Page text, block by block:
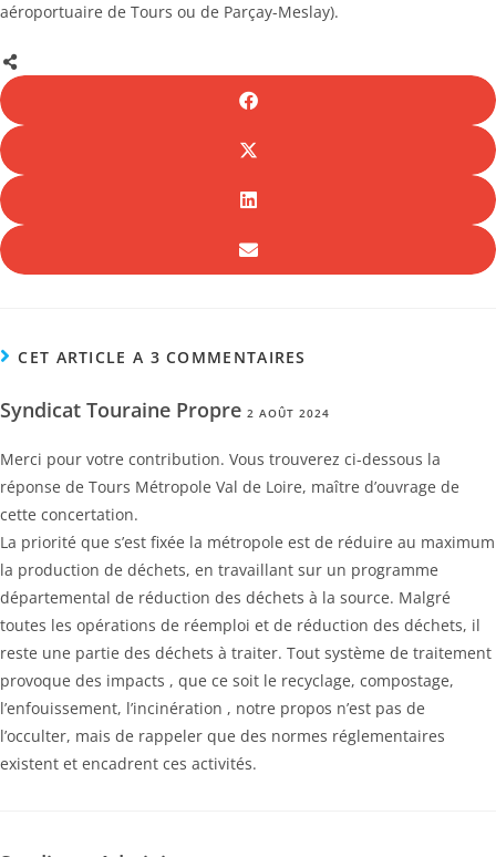
aéroportuaire de Tours ou de Parçay-Meslay).
CET ARTICLE A 3 COMMENTAIRES
Syndicat Touraine Propre 2 AOÛT 2024
Merci pour votre contribution. Vous trouverez ci-dessous la
réponse de Tours Métropole Val de Loire, maître d’ouvrage de
cette concertation.
La priorité que s’est fixée la métropole est de réduire au maximum
la production de déchets, en travaillant sur un programme
départemental de réduction des déchets à la source. Malgré
toutes les opérations de réemploi et de réduction des déchets, il
reste une partie des déchets à traiter. Tout système de traitement
provoque des impacts , que ce soit le recyclage, compostage,
l’enfouissement, l’incinération , notre propos n’est pas de
l’occulter, mais de rappeler que des normes réglementaires
existent et encadrent ces activités.